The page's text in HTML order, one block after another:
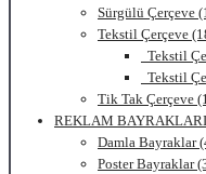
Sürgülü Çerçeve
Tekstil Çerçeve
Tekstil
Tekstil
Tik Tak Çerçeve
REKLAM
Damla Bayraklar
Poster Bayraklar